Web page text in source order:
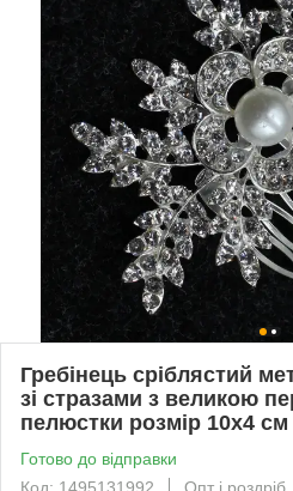
Гребінець сріблястий
зі стразами з великою
пелюстки розмір 10х4 см
Готово до відправки
Код: 1495131992
Опт і роздріб